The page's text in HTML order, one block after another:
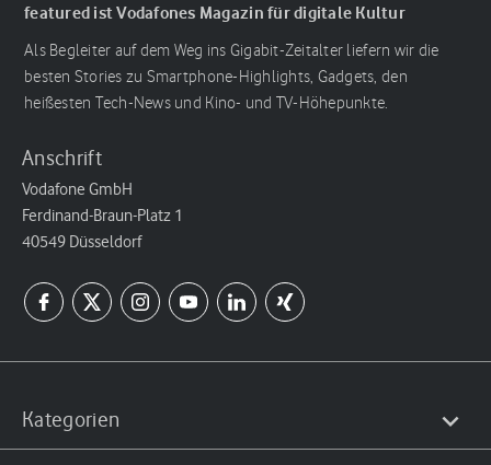
featured ist Vodafones Magazin für digitale Kultur
Als Begleiter auf dem Weg ins Gigabit-Zeitalter liefern wir die
besten Stories zu Smartphone-Highlights, Gadgets, den
heißesten Tech-News und Kino- und TV-Höhepunkte.
Anschrift
Vodafone GmbH
Ferdinand-Braun-Platz 1
40549 Düsseldorf
Kategorien